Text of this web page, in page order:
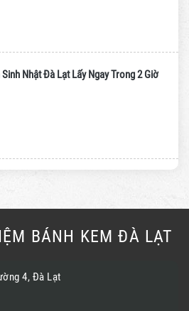
Nhật Đà Lạt Lấy Ngay Trong 2 Giờ
BÁNH KEM ĐÀ LẠT
4, Đà Lạt